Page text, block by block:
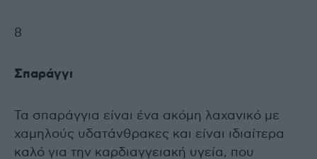
8
Σπαράγγι
Τα σπαράγγια είναι ένα ακόμη λαχανικό με
χαμηλούς υδατάνθρακες και είναι ιδιαίτερα
καλό για την καρδιαγγειακή υγεία, που